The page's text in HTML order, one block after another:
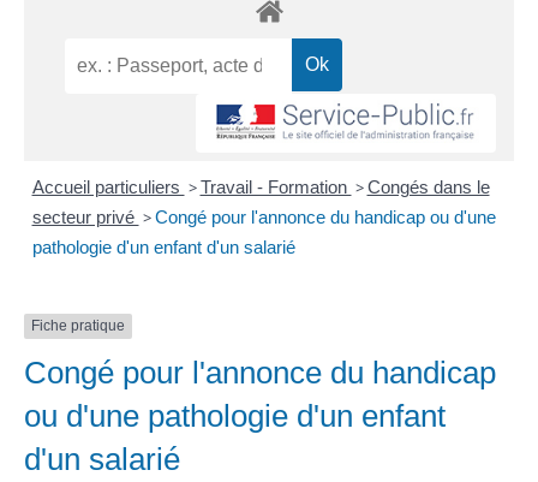
Accueil particuliers > Travail - Formation > Congés dans le
secteur privé > Congé pour l'annonce du handicap ou d'une
pathologie d'un enfant d'un salarié
Fiche pratique
Congé pour l'annonce du handicap
ou d'une pathologie d'un enfant
d'un salarié